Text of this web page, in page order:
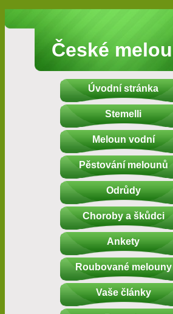
České
Úvodní stránka
Stemelli
Meloun vodní
Pěstování melounů
Odrůdy
Choroby a škůdci
Ankety
Roubované melouny
Vaše články